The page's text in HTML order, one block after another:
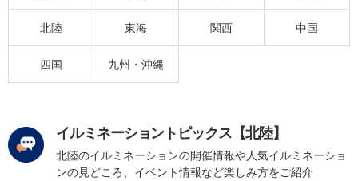
北陸 東海 関西 中国
四国 九州・沖縄
イルミネーショントピックス【北陸】
北陸のイルミネーションの開催情報や人気イルミネーショ
ンの見どころ、イベント情報など楽しみ方をご紹介